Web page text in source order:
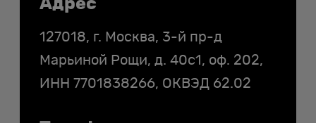
Адрес
127018, г. Москва, 3-й пр-д
Марьиной Рощи, д. 40с1, оф. 202,
ИНН 7701838266, ОКВЭД 62.02